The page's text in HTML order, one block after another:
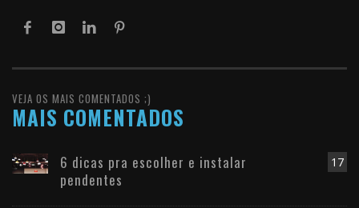
VEJA OS MAIS COMENTADOS ;)
MAIS COMENTADOS
17
6 dicas pra escolher e instalar
pendentes